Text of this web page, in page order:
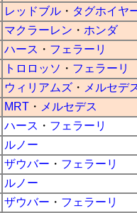
レッドブル ・ タグホイヤ
マクラーレン ・ ホンダ
ハース ・ フェラーリ
トロロッソ ・ フェラーリ
ウィリアムズ ・ メルセデ
MRT ・ メルセデス
ハース ・ フェラーリ
ルノー
ザウバー ・ フェラーリ
ルノー
ザウバー ・ フェラーリ